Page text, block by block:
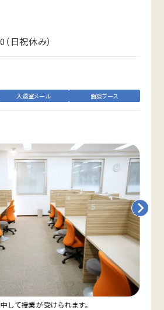
日祝休み）
入退室メール 面談ブース
して授業が受けられます。